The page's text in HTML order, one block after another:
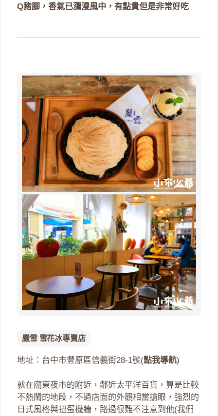
Q豬腳，香氣已瀰漫風中，有點貴但是非常好吃
嚴雪 雪花冰專賣店
地址：台中市豐原區信義街28-1號(點我導航)
就在廟東夜市的附近，鄰近太平洋百貨，算是比較
不熱鬧的地段，不過店面的外觀相當搶眼，強烈的
日式風格與扭蛋機牆，路過很難不注意到他(我們